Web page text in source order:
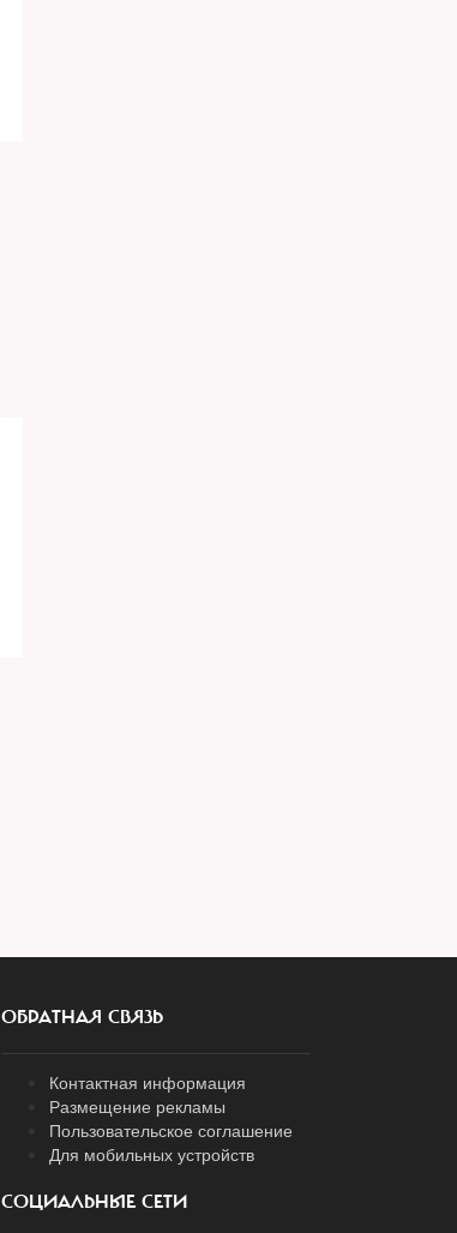
ОБРАТНАЯ СВЯЗЬ
Контактная информация
Размещение рекламы
Пользовательское соглашение
Для мобильных устройств
СОЦИАЛЬНЫЕ СЕТИ